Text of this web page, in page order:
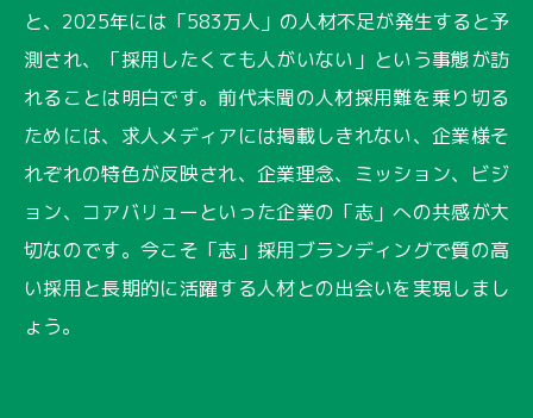
と、2025年には「583万人」の人材不足が発生すると予
測され、「採用したくても人がいない」という事態が訪
れることは明白です。前代未聞の人材採用難を乗り切る
ためには、求人メディアには掲載しきれない、企業様そ
れぞれの特色が反映され、企業理念、ミッション、ビジ
ョン、コアバリューといった企業の「志」への共感が大
切なのです。今こそ「志」採用ブランディングで質の高
い採用と長期的に活躍する人材との出会いを実現しまし
ょう。